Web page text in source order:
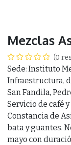
Mezclas
(0
Sede: Instituto
Infraestructura,
San Fandila,
Servicio de café
Constancia de
bata y guantes.
mayo con